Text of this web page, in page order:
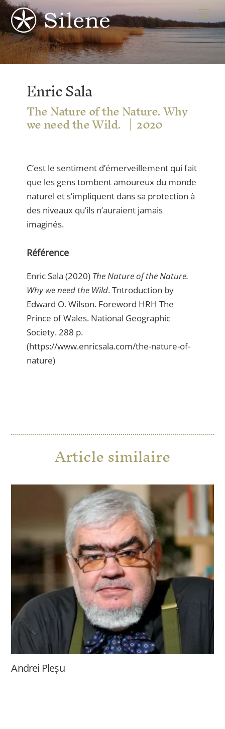
Skip
to
content
Enric Sala
The Nature of the Nature. Why
we need the Wild. 2020
C’est le sentiment d’émerveillement qui fait
que les gens tombent amoureux du monde
naturel et s’impliquent dans sa protection à
des niveaux qu’ils n’auraient jamais
imaginés.
Référence
Enric Sala (2020) The Nature of the Nature.
Why we need the Wild. Tntroduction by
Edward O. Wilson. Foreword HRH The
Prince of Wales. National Geographic
Society. 288 p.
(https://www.enricsala.com/the-nature-of-
nature)
Article similaire
Andrei Pleșu